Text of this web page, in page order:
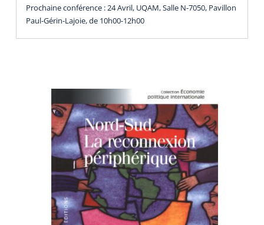
Prochaine conférence : 24 Avril, UQAM, Salle N-7050, Pavillon
Paul-Gérin-Lajoie, de 10h00-12h00